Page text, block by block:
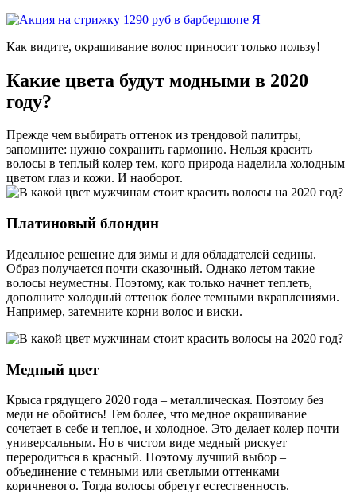
Как видите, окрашивание волос приносит только пользу!
Какие цвета будут модными в 2020
году?
Прежде чем выбирать оттенок из трендовой палитры,
запомните: нужно сохранить гармонию. Нельзя красить
волосы в теплый колер тем, кого природа наделила холодным
цветом глаз и кожи. И наоборот.
Платиновый блондин
Идеальное решение для зимы и для обладателей седины.
Образ получается почти сказочный. Однако летом такие
волосы неуместны. Поэтому, как только начнет теплеть,
дополните холодный оттенок более темными вкраплениями.
Например, затемните корни волос и виски.
Медный цвет
Крыса грядущего 2020 года – металлическая. Поэтому без
меди не обойтись! Тем более, что медное окрашивание
сочетает в себе и теплое, и холодное. Это делает колер почти
универсальным. Но в чистом виде медный рискует
переродиться в красный. Поэтому лучший выбор –
объединение с темными или светлыми оттенками
коричневого. Тогда волосы обретут естественность.